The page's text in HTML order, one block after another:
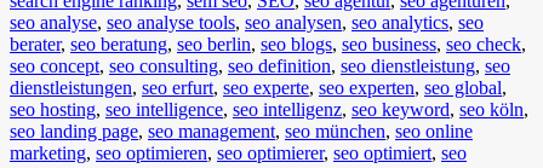
seo analyse, seo analyse tools, seo analysen, seo analytics, seo
berater, seo beratung, seo berlin, seo blogs, seo business, seo check,
seo concept, seo consulting, seo definition, seo dienstleistung, seo
dienstleistungen, seo erfurt, seo experte, seo experten, seo global,
seo hosting, seo intelligence, seo intelligenz, seo keyword, seo köln,
seo landing page, seo management, seo münchen, seo online
marketing, seo optimieren, seo optimierer, seo optimiert, seo